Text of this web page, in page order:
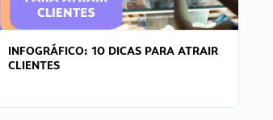
INFOGRÁFICO: 10 DICAS PARA ATRAIR
CLIENTES